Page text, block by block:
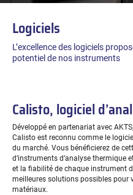
Logiciels
L’excellence des logiciels
potentiel de nos instruments
Calisto, logiciel
Développé en partenariat avec
Calisto est reconnu comme le
du marché. Vous bénéficierez de
d’instruments d’analyse thermique
et la fiabilité de chaque instrument
meilleures solutions possibles pour
matériaux.